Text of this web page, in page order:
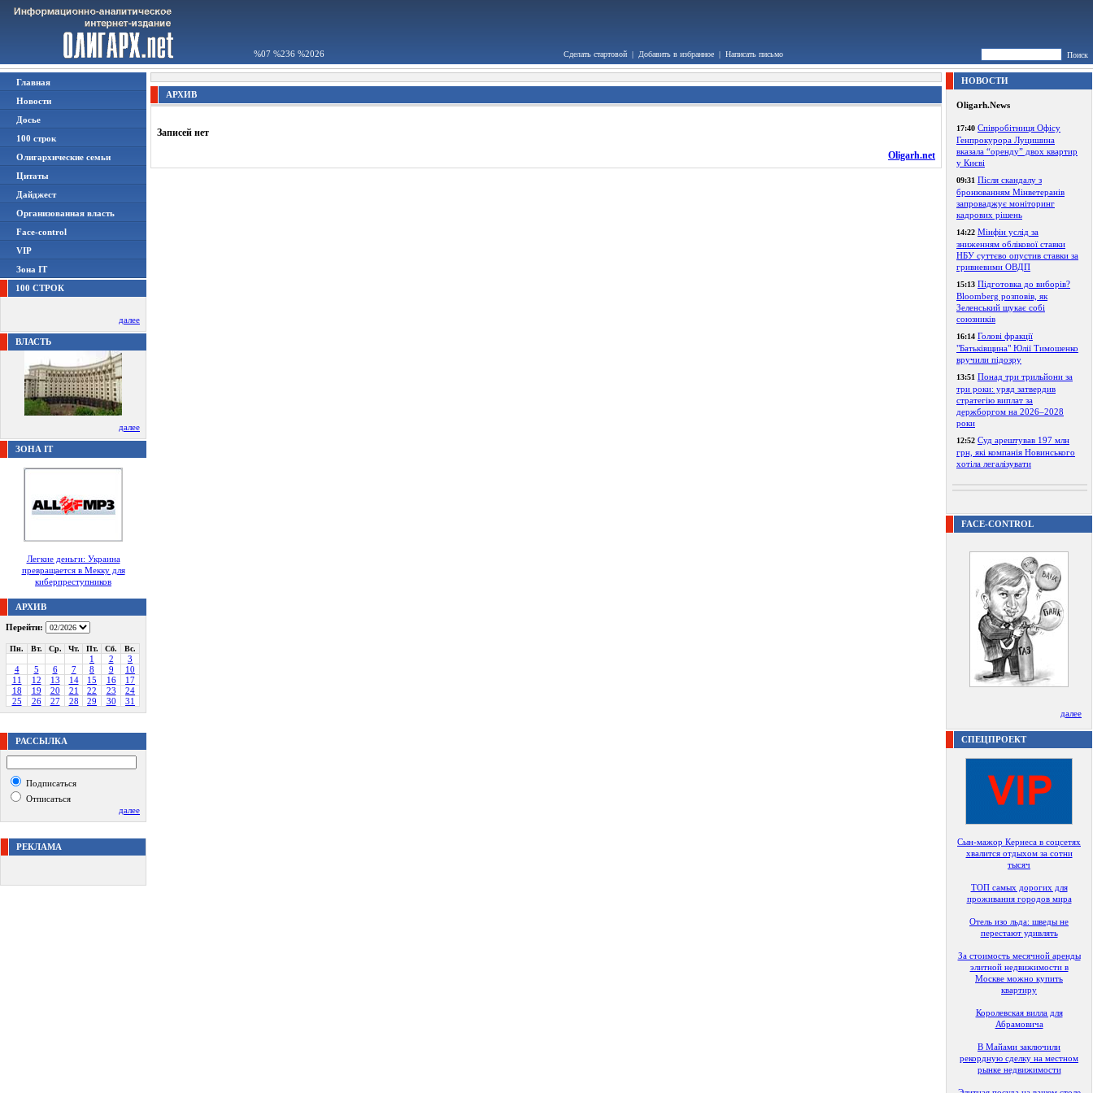
%07 %236 %2026 Сделать стартовой | Добавить в избранное | Написать письмо Поиск
Главная
Новости
Досье
100 строк
Олигархические семьи
Цитаты
Дайджест
Организованная власть
Face-control
VIP
Зона IT
100 СТРОК
далее
ВЛАСТЬ
далее
ЗОНА IT
Легкие деньги: Украина
превращается в Мекку для
киберпреступников
АРХИВ
Перейти:
Пн. Вт. Ср. Чт. Пт. Сб. Вс.
1 2
3
4
5 6 7 8 9
10
11
12 13 14 15 16
17
18
19 20 21 22 23
24
25
26 27 28 29 30 31
РАССЫЛКА
Подписаться
Отписаться
далее
РЕКЛАМА
АРХИВ
Записей нет
Oligarh.net
НОВОСТИ
Oligarh.News
17:40 Співробітниця Офісу
Генпрокурора Луцишина
вказала “оренду” двох квартир
у Києві
09:31 Після скандалу з
бронюванням Мінветеранів
запроваджує моніторинг
кадрових рішень
14:22 Мінфін услід за
зниженням облікової ставки
НБУ суттєво опустив ставки за
гривневими ОВДП
15:13 Підготовка до виборів?
Bloomberg розповів, як
Зеленський шукає собі
союзників
16:14 Голові фракції
"Батьківщина" Юлії Тимошенко
вручили підозру
13:51 Понад три трильйони за
три роки: уряд затвердив
стратегію виплат за
держборгом на 2026–2028
роки
12:52 Суд арештував 197 млн
грн, які компанія Новинського
хотіла легалізувати
FACE-CONTROL
далее
СПЕЦПРОЕКТ
Сын-мажор Кернеса в соцсетях
хвалится отдыхом за сотни
тысяч
ТОП самых дорогих для
проживания городов мира
Отель изо льда: шведы не
перестают удивлять
За стоимость месячной аренды
элитной недвижимости в
Москве можно купить
квартиру
Королевская вилла для
Абрамовича
В Майами заключили
рекордную сделку на местном
рынке недвижимости